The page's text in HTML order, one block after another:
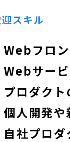
スキル
Webフロ
Webサー
プロダク
個人開発
自社プロ